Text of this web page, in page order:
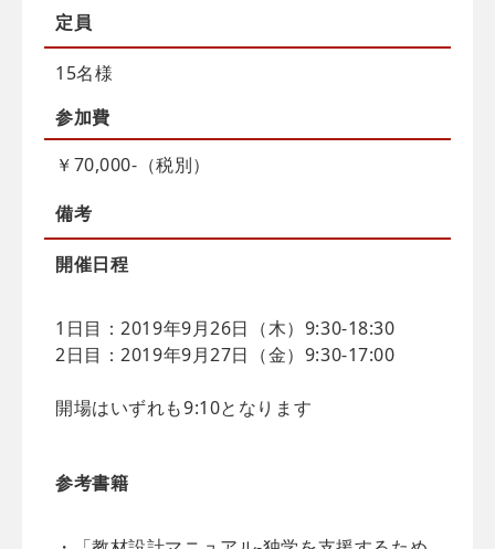
定員
15名様
参加費
￥70,000-（税別）
備考
開催日程
1日目：2019年9月26日（木）9:30-18:30
2日目：2019年9月27日（金）9:30-17:00
開場はいずれも9:10となります
参考書籍